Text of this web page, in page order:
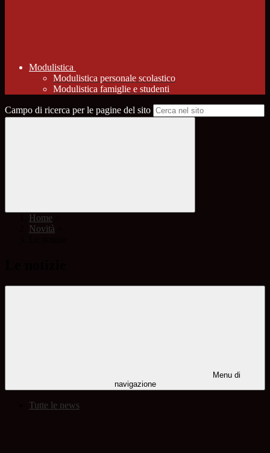
Modulistica
Modulistica personale scolastico
Modulistica famiglie e studenti
Campo di ricerca per le pagine del sito
Home
Novità
Menu di
navigazione
Tutte le news